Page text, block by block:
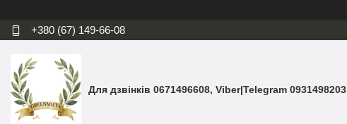
+380 (67) 149-66-08
Для дзвінків 0671496608, Viber|Telegram 0931498203